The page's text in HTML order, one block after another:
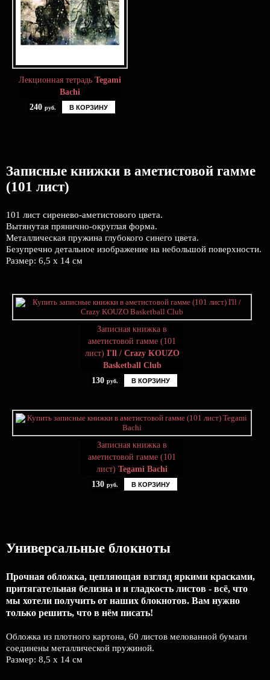
Лекционная тетрадь Tegami
Bachi
240 руб. В КОРЗИНУ
Записные книжки в аметистовой гамме
(101 лист)
101 лист сиренево-аметистового цвета.
Вытянутая прянично-округлая форма.
Металлическая пружина глубокого синего цвета.
Безупречно детальное изображение на небольшой поверхности.
Размер: 6,5 х 14 см
Записная книжка в
аметистовой гамме (101
лист) I'll / Crazy KOUZO
Basketball Club
130 руб. В КОРЗИНУ
Записная книжка в
аметистовой гамме (101
лист) Tegami Bachi
130 руб. В КОРЗИНУ
Универсальные блокноты
Прочная обложка, цепляющая взгляд яркими красками,
притягательная белизна и и гладкость листов - всё, что
мы хотели получить от наших блокнотов. Вам нужно
только решить, что в нём писать!
Обложка из плотного картона, 60 листов мелованной бумаги
соединены металлической пружиной.
Размер: 8,5 х 14 см